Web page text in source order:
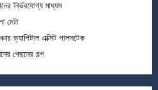
নির্ভরযোগ্য মাধ্যম
মেটা
ক্যাপিটাল এক্সিট পালসটেক
পেছনের গল্প